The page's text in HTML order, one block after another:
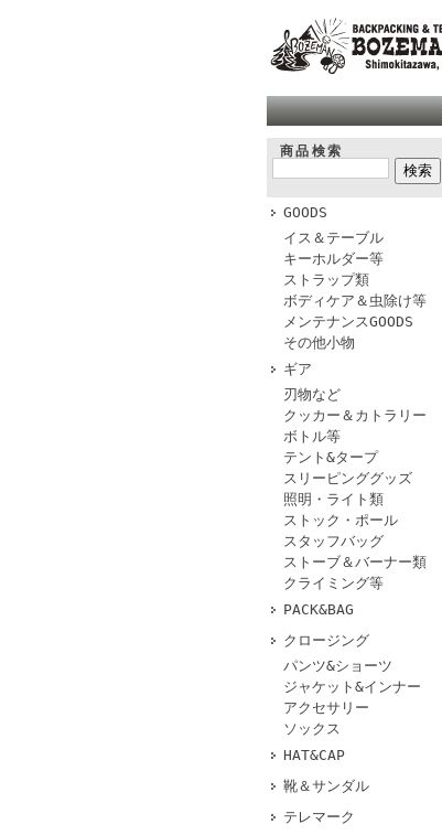
商品検索
GOODS
イス＆テーブル
キーホルダー等
ストラップ類
ボディケア＆虫除け等
メンテナンスGOODS
その他小物
ギア
刃物など
クッカー＆カトラリー
ボトル等
テント&タープ
スリーピンググッズ
照明・ライト類
ストック・ポール
スタッフバッグ
ストーブ＆バーナー類
クライミング等
PACK&BAG
クロージング
パンツ&ショーツ
ジャケット&インナー
アクセサリー
ソックス
HAT&CAP
靴＆サンダル
テレマーク